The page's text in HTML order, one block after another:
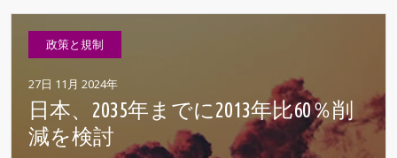
政策と規制
27日 11月 2024年
日本、2035年までに2013年比60％削
減を検討